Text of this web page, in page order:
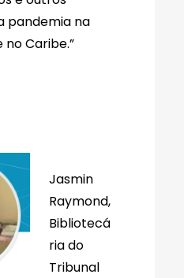
pandemia na
Caribe.”
Jasmin
Raymond,
Bibliotecá
ria do
Tribunal